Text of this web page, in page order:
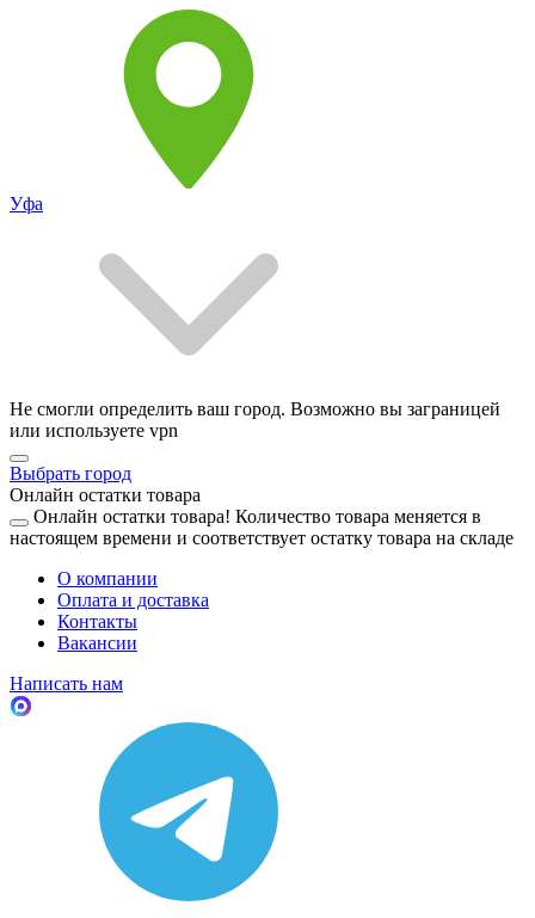
Уфа
Не смогли определить ваш город. Возможно вы заграницей
или используете vpn
Выбрать город
Онлайн остатки товара
Онлайн остатки товара! Количество товара меняется в
настоящем времени и соответствует остатку товара на складе
О компании
Оплата и доставка
Контакты
Вакансии
Написать нам